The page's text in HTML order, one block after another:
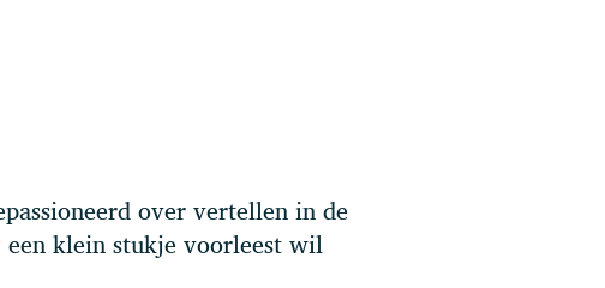
over vertellen in de
een klein stukje voorleest wil